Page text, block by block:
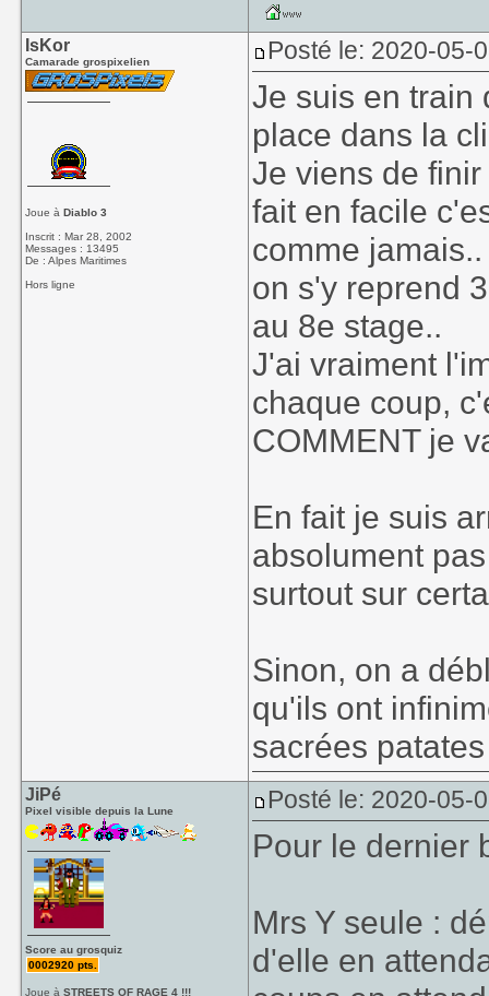
IsKor
Camarade grospixelien
Joue àDiablo 3
Inscrit : Mar 28, 2002
Messages : 13495
De : Alpes Maritimes
Hors ligne
Posté le: 2020-05-
Je suis en train
place dans la
Je viens de
fait en facile
comme
on s'y reprend
au 8e stage..
J'ai vraiment
chaque coup,
COMMENT je
En fait je suis
absolument
surtout sur
Sinon, on a
qu'ils ont
sacrées
JiPé
Pixel visible depuis la Lune
Score au grosquiz
0002920 pts.
Joue àSTREETS OF RAGE 4 !!!
Posté le: 2020-05-
Pour le dernier
Mrs Y seule :
d'elle en